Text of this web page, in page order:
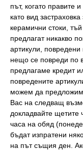
път, когато правите
като вид
керамични стоки,
предлагат никакво
артикули,
нещо се повреди по
предлагаме кредит
повредените
можем да предложим
Вас на следващ
докладвайте
часа на обяд
бъдат изпратени
на път същия ден.